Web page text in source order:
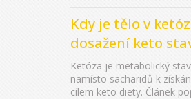
Kdy je tělo v
dosažení keto
Ketóza je metabolický
namísto sacharidů k
cílem keto diety. Článek